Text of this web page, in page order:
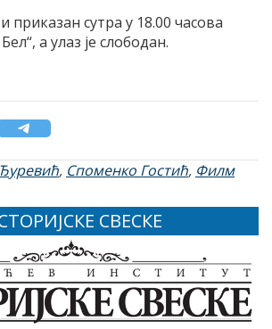
приказан сутра у 18.00 часова
а улаз је слободан.
, Споменко Гостић, Филм
СВЕСКЕ